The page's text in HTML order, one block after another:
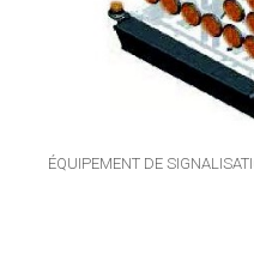
ÉQUIPEMENT DE